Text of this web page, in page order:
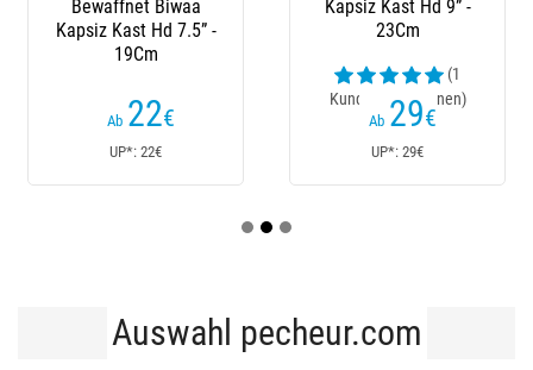
Bewaffnet Biwaa
Kapsiz Kast Hd 7.5” -
19Cm
Ab 22€
UP*: 22€
Kapsiz Kast Hd 9” -
23Cm
(1
Kundenrezensionen)
Ab 29€
UP*: 29€
Auswahl pecheur.com